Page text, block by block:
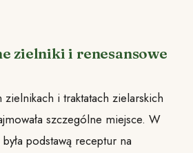
zielniki i renesansowe
i traktatach zielarskich
szczególne miejsce. W
podstawą receptur na